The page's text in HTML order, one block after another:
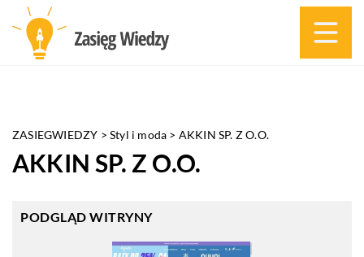
ZASIEGWIEDZY >Styl i moda > AKKIN SP. Z O.O.
AKKIN SP. Z O.O.
PODGLĄD WITRYNY